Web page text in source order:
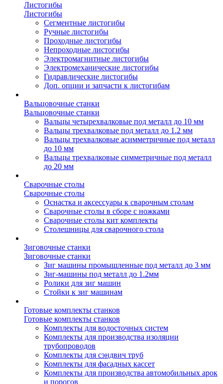
Листогибы
Листогибы
Сегментные листогибы
Ручные листогибы
Проходные листогибы
Непроходные листогибы
Электромагнитные листогибы
Электромеханические листогибы
Гидравлические листогибы
Доп. опции и запчасти к листогибам
Вальцовочные станки
Вальцовочные станки
Вальцы четырехвалковые под металл до 10 мм
Вальцы трехвалковые под металл до 1.2 мм
Вальцы трехвалковые асимметричные под металл
до 10 мм
Вальцы трехвалковые симметричные под металл
до 20 мм
Сварочные столы
Сварочные столы
Оснастка и аксессуары к сварочным столам
Сварочные столы в сборе с ножками
Сварочные столы кит комплекты
Столешницы для сварочного стола
Зиговочные станки
Зиговочные станки
Зиг машины промышленные под металл до 3 мм
Зиг-машины под металл до 1.2мм
Ролики для зиг машин
Стойки к зиг машинам
Готовые комплекты станков
Готовые комплекты станков
Комплекты для водосточных систем
Комплекты для производства изоляции
трубопроводов
Комплекты для сэндвич труб
Комплекты для фасадных кассет
Комплекты для производства автомобильных арок
и порогов